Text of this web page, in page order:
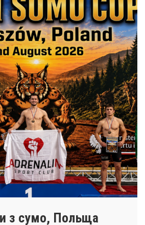
з сумо, Польща